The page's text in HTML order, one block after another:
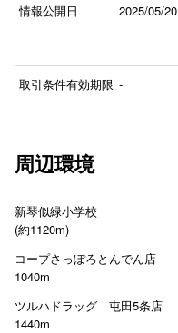
情報公開日 2025/05/20
取引条件有効期限 -
周辺環境
新琴似緑小学校
(約1120m)
コープさっぽろとんでん店
1040m
ツルハドラッグ 屯田5条店
1440m